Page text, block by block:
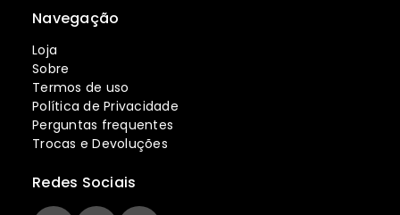
Navegação
Loja
Sobre
Termos de uso
Política de Privacidade
Perguntas frequentes
Trocas e Devoluções
Redes Sociais